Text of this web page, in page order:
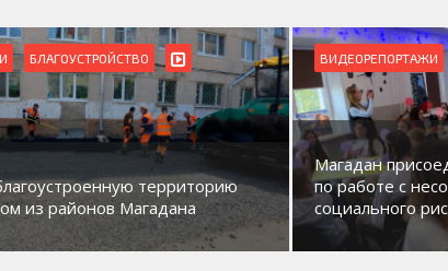
БЛАГОУСТРОЙСТВО
территорию
из районов Магадана
ВИДЕОРЕПОРТАЖИ
Магадан
по работе с
социального